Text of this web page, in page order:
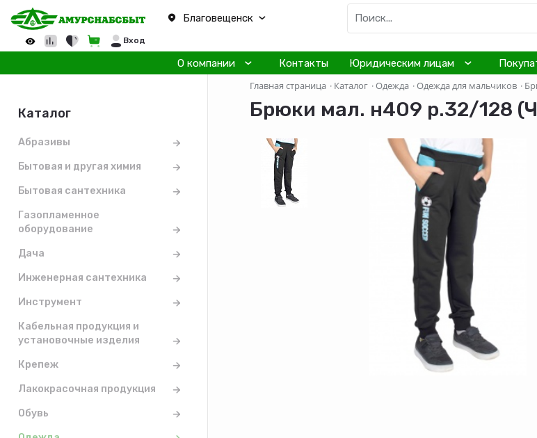
Благовещенск
Вход
О компании Контакты Юридическим лицам
Каталог
Абразивы
Бытовая и другая химия
Бытовая сантехника
Газопламенное
оборудование
Дача
Инженерная сантехника
Инструмент
Кабельная продукция и
установочные изделия
Крепеж
Лакокрасочная продукция
Обувь
Главная страница · Каталог ·Одежда ·Одежда для мальчиков ·
Брюки мал. н409 р.32/128